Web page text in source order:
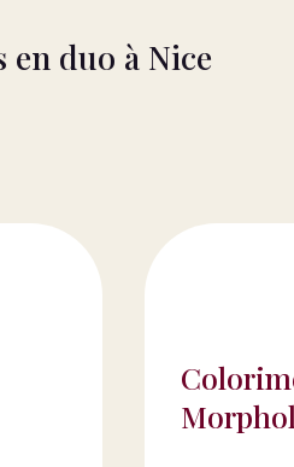
en duo à Nice